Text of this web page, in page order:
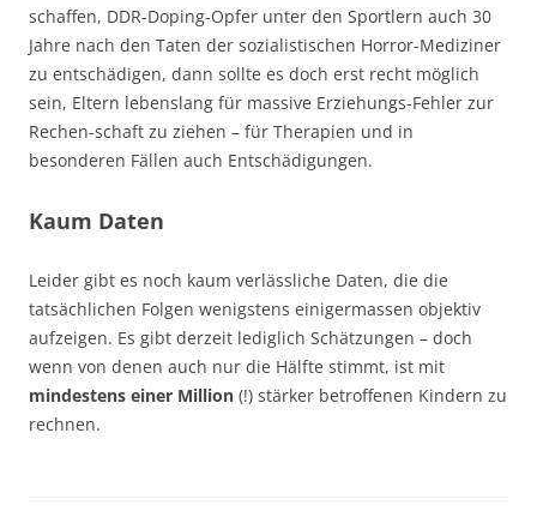
schaffen, DDR-Doping-Opfer unter den Sportlern auch 30
Jahre nach den Taten der sozialistischen Horror-Mediziner
zu entschädigen, dann sollte es doch erst recht möglich
sein, Eltern lebenslang für massive Erziehungs-Fehler zur
Rechen-schaft zu ziehen – für Therapien und in
besonderen Fällen auch Entschädigungen.
Kaum Daten
Leider gibt es noch kaum verlässliche Daten, die die
tatsächlichen Folgen wenigstens einigermassen objektiv
aufzeigen. Es gibt derzeit lediglich Schätzungen – doch
wenn von denen auch nur die Hälfte stimmt, ist mit
mindestens einer Million (!) stärker betroffenen Kindern zu
rechnen.